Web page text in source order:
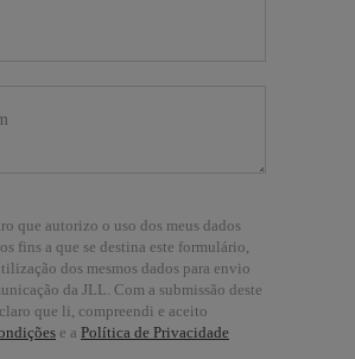
que autorizo o uso dos meus dados
fins a que se destina este formulário,
dos mesmos dados para envio
da JLL. Com a submissão deste
que li, compreendi e aceito
e a Política de Privacidade